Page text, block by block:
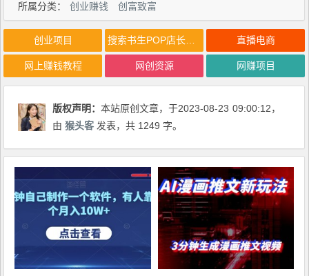
所属分类： 创业赚钱 创富致富
创业项目 直播电商
网上赚钱教程 网创资源 网赚项目
版权声明：本站原创文章，于2023-08-23 09:00:12，
由猴头客 发表，共 1249 字。